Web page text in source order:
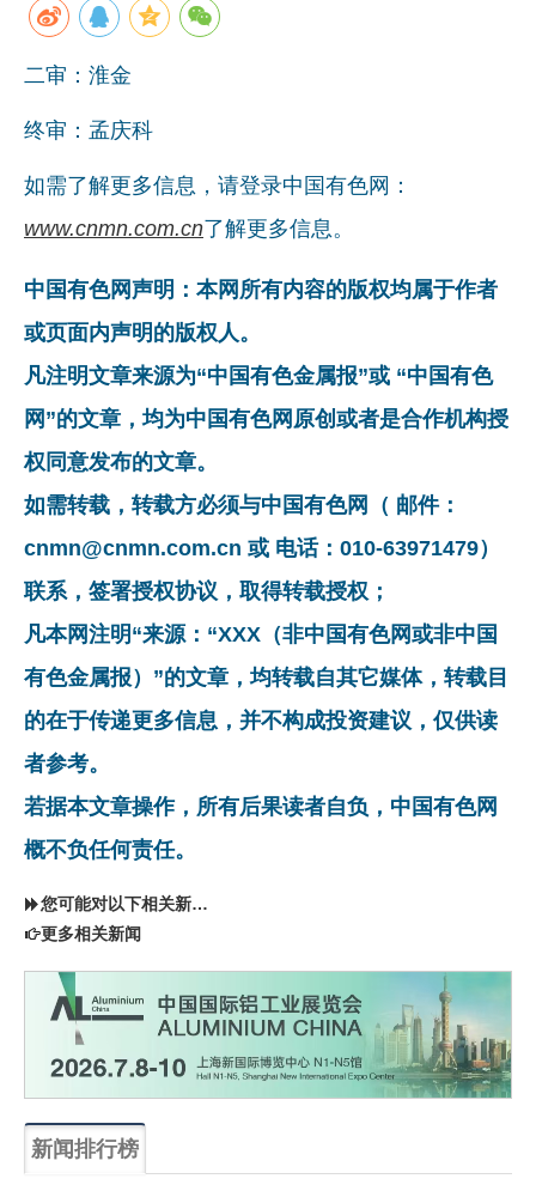
二审：淮金
终审：孟庆科
如需了解更多信息，请登录中国有色网：
www.cnmn.com.cn了解更多信息。
中国有色网声明：本网所有内容的版权均属于作者
或页面内声明的版权人。
凡注明文章来源为“中国有色金属报”或 “中国有色
网”的文章，均为中国有色网原创或者是合作机构授
权同意发布的文章。
如需转载，转载方必须与中国有色网（ 邮件：
cnmn@cnmn.com.cn 或 电话：010-63971479）
联系，签署授权协议，取得转载授权；
凡本网注明“来源：“XXX（非中国有色网或非中国
有色金属报）”的文章，均转载自其它媒体，转载目
的在于传递更多信息，并不构成投资建议，仅供读
者参考。
若据本文章操作，所有后果读者自负，中国有色网
概不负任何责任。
您可能对以下相关新闻同样感兴趣
更多相关新闻
新闻排行榜